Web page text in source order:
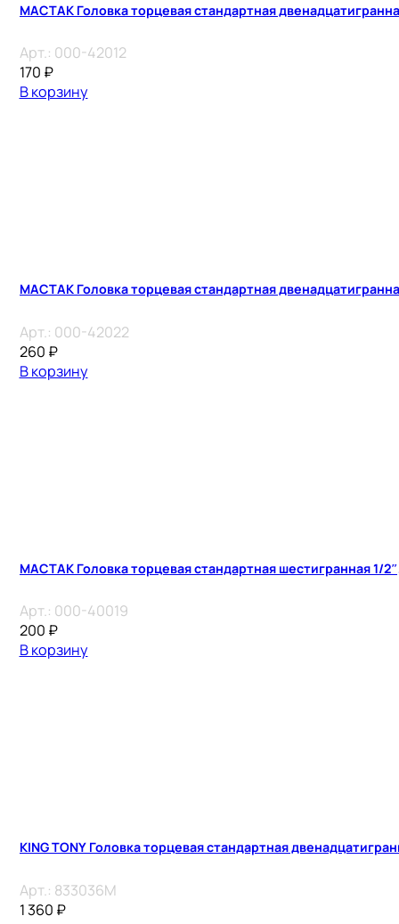
МАСТАК Головка торцевая стандартная
Арт.: 000-42012
170 ₽
В корзину
МАСТАК Головка торцевая стандартная
Арт.: 000-42022
260 ₽
В корзину
МАСТАК Головка торцевая стандартная шестигранная 1/
Арт.: 000-40019
200 ₽
В корзину
KING TONY Головка торцевая стандартная
Арт.: 833036M
1 360 ₽